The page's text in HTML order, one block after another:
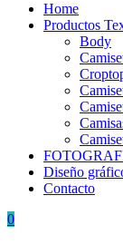
Home
Productos
Body
Diseño
Contacto
0